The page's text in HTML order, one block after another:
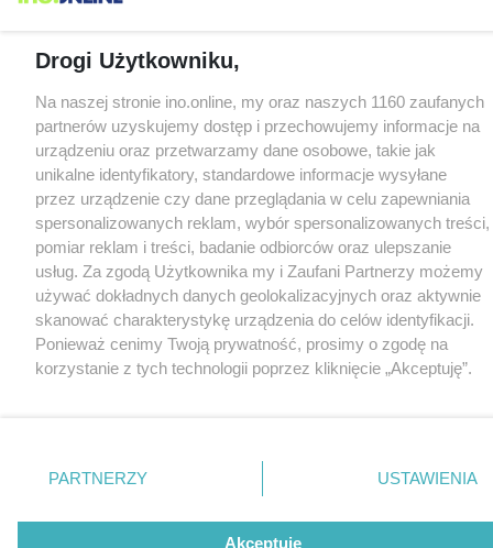
Drogi Użytkowniku,
Na naszej stronie ino.online, my oraz naszych 1160 zaufanych
partnerów uzyskujemy dostęp i przechowujemy informacje na
urządzeniu oraz przetwarzamy dane osobowe, takie jak
unikalne identyfikatory, standardowe informacje wysyłane
przez urządzenie czy dane przeglądania w celu zapewniania
spersonalizowanych reklam, wybór spersonalizowanych treści,
pomiar reklam i treści, badanie odbiorców oraz ulepszanie
usług. Za zgodą Użytkownika my i Zaufani Partnerzy możemy
używać dokładnych danych geolokalizacyjnych oraz aktywnie
skanować charakterystykę urządzenia do celów identyfikacji.
Ponieważ cenimy Twoją prywatność, prosimy o zgodę na
korzystanie z tych technologii poprzez kliknięcie „Akceptuję”.
nie wymagają zgody użytkownika, ale masz prawo sprzeciwić
się takiemu przetwarzaniu. Preferencje będą miały
PARTNERZY USTAWIENIA
Akceptuję